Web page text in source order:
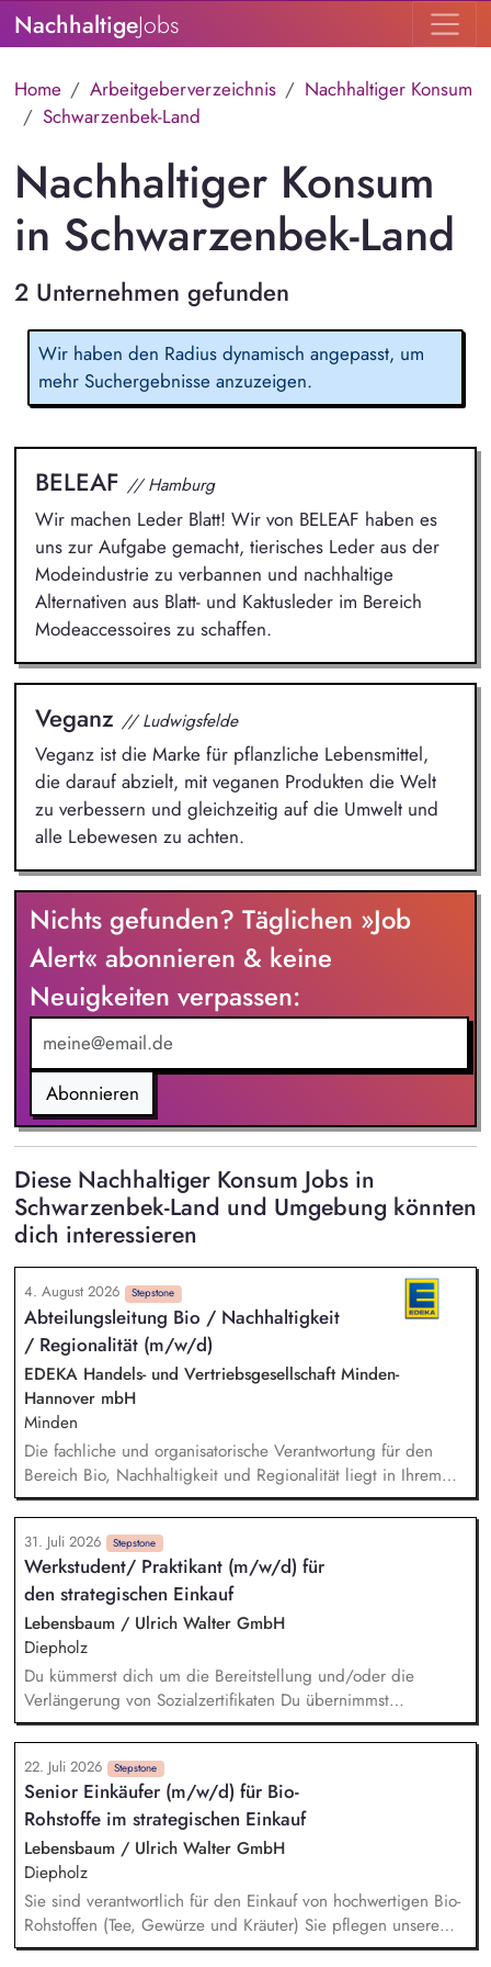
NachhaltigeJobs
Home Arbeitgeberverzeichnis
Nachhaltiger Konsum
Schwarzenbek-Land
Nachhaltiger Konsum
in Schwarzenbek-Land
2 Unternehmen gefunden
Wir haben den Radius dynamisch angepasst, um
mehr Suchergebnisse anzuzeigen.
BELEAF // Hamburg
Wir machen Leder Blatt! Wir von BELEAF haben es
uns zur Aufgabe gemacht, tierisches Leder aus der
Modeindustrie zu verbannen und nachhaltige
Alternativen aus Blatt- und Kaktusleder im Bereich
Modeaccessoires zu schaffen.
Veganz // Ludwigsfelde
Veganz ist die Marke für pflanzliche Lebensmittel,
die darauf abzielt, mit veganen Produkten die Welt
zu verbessern und gleichzeitig auf die Umwelt und
alle Lebewesen zu achten.
Nichts gefunden? Täglichen »Job
Alert« abonnieren & keine
Neuigkeiten verpassen:
Abonnieren
Diese Nachhaltiger Konsum Jobs in
Schwarzenbek-Land und Umgebung könnten
dich interessieren
4. August 2026 Stepstone
Abteilungsleitung Bio / Nachhaltigkeit
/ Regionalität (m/w/d)
EDEKA Handels- und Vertriebsgesellschaft Minden-
Hannover mbH
Minden
Die fachliche und organisatorische Verantwortung für den
Bereich Bio, Nachhaltigkeit und Regionalität liegt in Ihrem
Aufgabenbereich. Neue Ideen bringen Sie aktiv ein,
gestalten Veränderungen kreativ mit und treiben die
strategische Weiterentwicklung des Bereichs mit analytischem
Denken voran. Sortiments- und Nachhaltigkeitsstrategien
entwickeln Sie weiter und setzen Impulse für ein
zukunftsfähiges Angebot und stellen dabei sicher, dass
relevante Qualitäts-, Nachhaltigkeits- und
Zertifizierungsanforderungen berücksichtigt werden. Sie
analysieren Markt-, Kunden- und Sortimentsentwicklungen und
leiten daraus konkrete Maßnahmen ab. Potenziale für
nachhaltige, regionale und biologische Sortimente
identifizieren Sie und begleiten deren Umsetzung.
31. Juli 2026 Stepstone
Werkstudent/ Praktikant (m/w/d) für
den strategischen Einkauf
Lebensbaum / Ulrich Walter GmbH
Diepholz
Du kümmerst dich um die Bereitstellung und/oder die
Verlängerung von Sozialzertifikaten Du übernimmst
verschiedene Recherchetätigkeiten Du hilfst bei der
Angebotserstellung und kümmerst dich um das
Stammdatenmanagement Du unterstützt uns bei den
Vorbereitungen für Audits Du kümmerst dich um das
Informations- und Datenmanagement im Bereich Einkauf
22. Juli 2026 Stepstone
Senior Einkäufer (m/w/d) für Bio-
Rohstoffe im strategischen Einkauf
Lebensbaum / Ulrich Walter GmbH
Diepholz
Sie sind verantwortlich für den Einkauf von hochwertigen Bio-
Rohstoffen (Tee, Gewürze und Kräuter) Sie pflegen unsere
Lieferantenbeziehungen und entwickeln diese strategisch